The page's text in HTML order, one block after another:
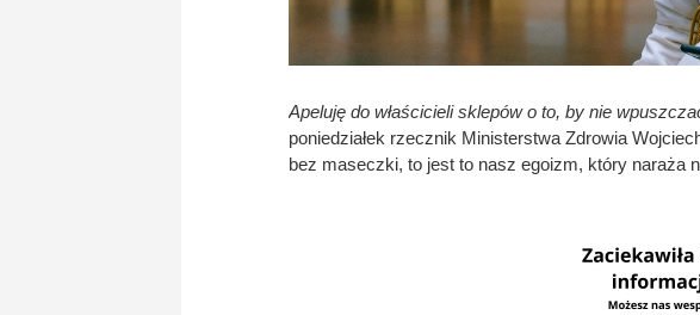
Apeluję do właścicieli sklepów o to, by nie
poniedziałek rzecznik Ministerstwa Zdrowia
bez maseczki, to jest to nasz egoizm, który naraża